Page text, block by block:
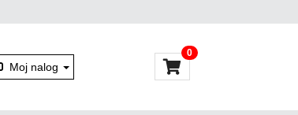
Moj nalog
0